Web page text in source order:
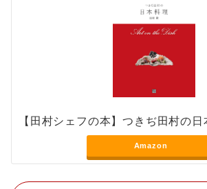
【田村シェフの本】つきぢ田村の日
Amazon